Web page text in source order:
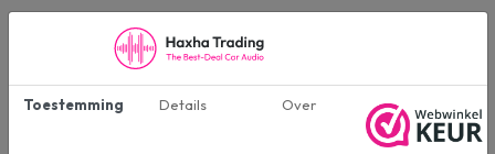
Compacte koelplaat met gegraveerd Ground Zero-logo
Hoogwaardige ingang met automatische inschakelfunctie
Toestemming Details Over